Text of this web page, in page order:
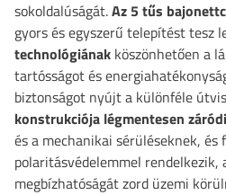
sokoldalúságát.Az 5 tűs
gyors és egyszerű telepítést tesz
technológiának köszönhetően a
tartósságot és
biztonságot nyújt a különféle
konstrukciója légmentesen
és a mechanikai sérüléseknek,
polaritásvédelemmel rendelkezik,
megbízhatóságát zord üzemi